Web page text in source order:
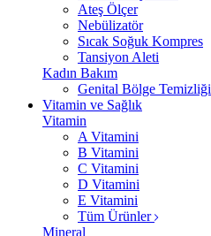
Ateş Ölçer
Nebülizatör
Sıcak Soğuk Kompres
Tansiyon Aleti
Kadın Bakım
Genital Bölge Temizliği
Vitamin ve Sağlık
Vitamin
A Vitamini
B Vitamini
C Vitamini
D Vitamini
E Vitamini
Tüm Ürünler
Mineral